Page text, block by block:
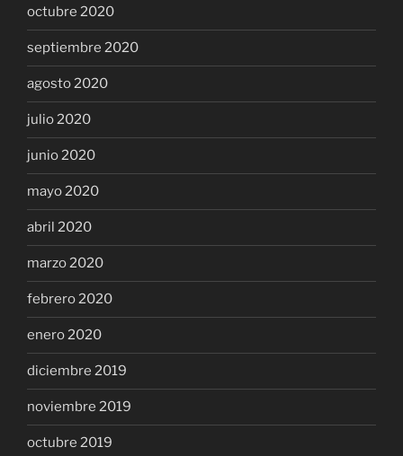
octubre 2020
septiembre 2020
agosto 2020
julio 2020
junio 2020
mayo 2020
abril 2020
marzo 2020
febrero 2020
enero 2020
diciembre 2019
noviembre 2019
octubre 2019